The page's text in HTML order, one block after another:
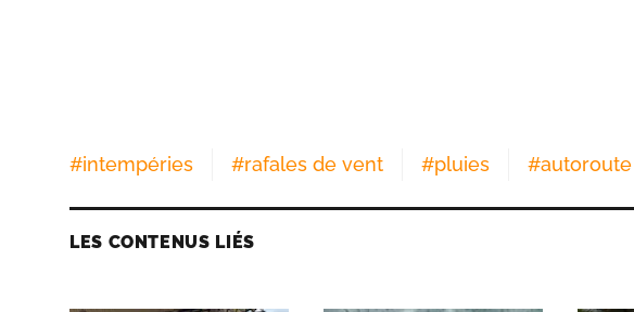
#intempéries #rafales de vent #pluies #autoroute
LES CONTENUS LIÉS